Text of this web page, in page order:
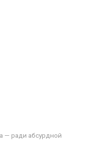
— ради абсурдной